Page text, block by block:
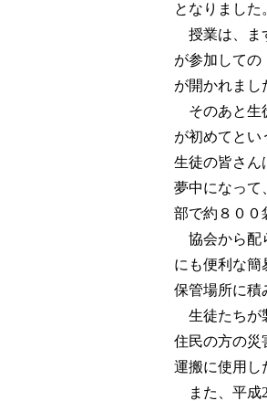
となりました
授業は、ま
が参加しての
が開かれまし
そのあと生
が初めてとい
生徒の皆さん
夢中になって
部で約８００
協会から配
にも便利な簡
保管場所に積
生徒たちが
住民の方の災
運搬に使用し
また、平成